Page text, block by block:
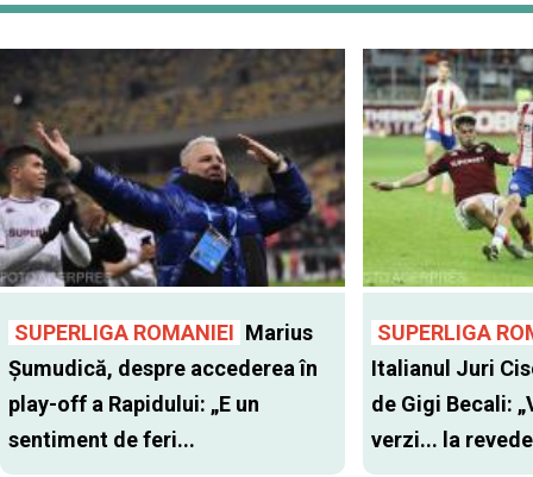
SUPERLIGA ROMANIEI Marius
Șumudică, despre accederea în
play-off a Rapidului: „E un
sentiment de feri...
SUPERLIGA
Italianul Juri
de Gigi Becali:
verzi... la